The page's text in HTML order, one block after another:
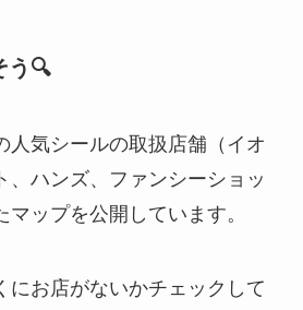
う🔍
人気シールの取扱店舗（イオ
、ハンズ、ファンシーショッ
ップを公開しています。
にお店がないかチェックして